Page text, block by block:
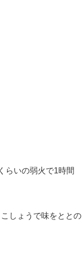
らいの弱火で1時間
しょうで味をととの